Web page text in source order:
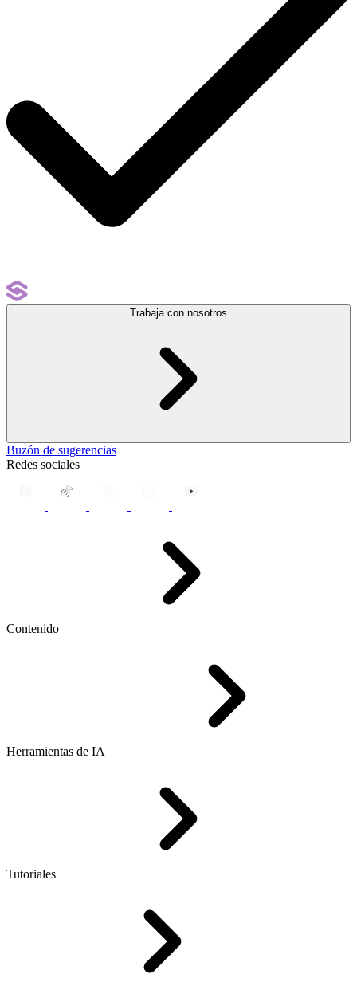
Trabaja con nosotros
Buzón de sugerencias
Redes sociales
Contenido
Herramientas de IA
Tutoriales